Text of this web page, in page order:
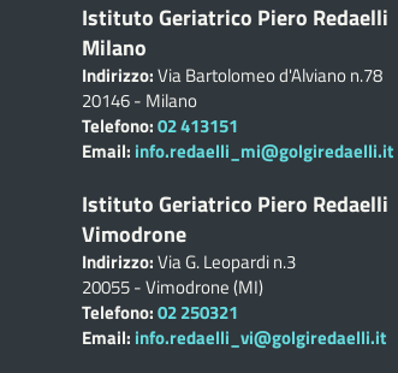
Istituto Geriatrico Piero Redaelli
Milano
Indirizzo:Via Bartolomeo d'Alviano n.78
20146 - Milano
Telefono:02 413151
Email: info.redaelli_mi@golgiredaelli.it
Istituto Geriatrico Piero Redaelli
Vimodrone
Indirizzo:Via G. Leopardi n.3
20055 - Vimodrone (MI)
Telefono:02 250321
Email: info.redaelli_vi@golgiredaelli.it